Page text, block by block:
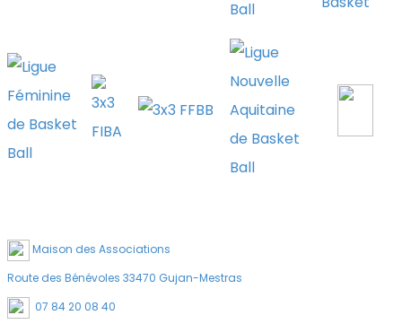
Maison des Associations
Route des Bénévoles 33470 Gujan-Mestras
07 84 20 08 40